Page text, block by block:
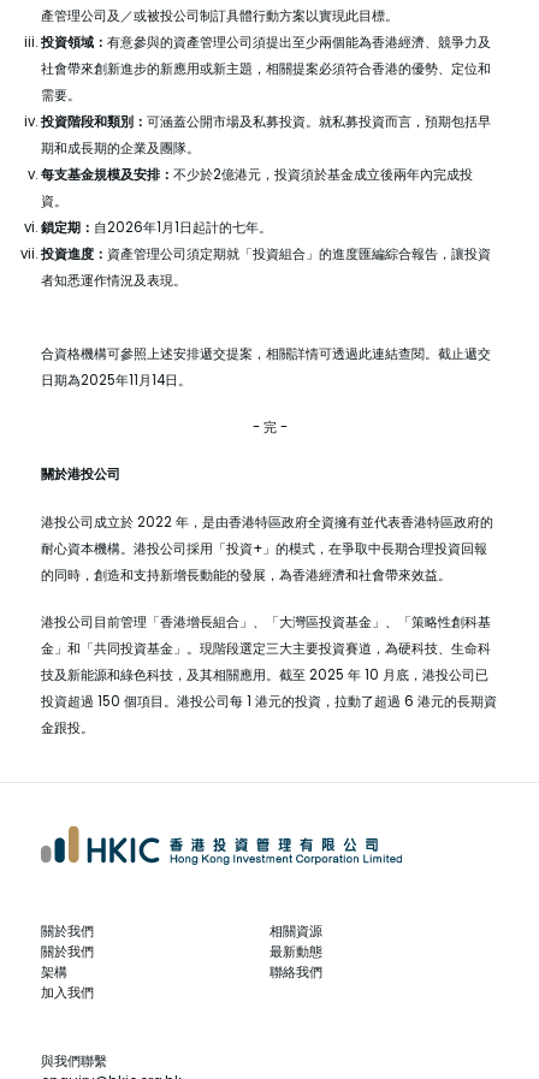
產管理公司及／或被投公司制訂具體行動方案以實現此目標。
投資領域：有意參與的資產管理公司須提出至少兩個能為香港經濟、競爭力及
社會帶來創新進步的新應用或新主題，相關提案必須符合香港的優勢、定位和
需要。
投資階段和類別：可涵蓋公開市場及私募投資。就私募投資而言，預期包括早
期和成長期的企業及團隊。
每支基金規模及安排：不少於2億港元，投資須於基金成立後兩年內完成投
資。
鎖定期： 自2026年1月1日起計的七年。
投資進度： 資產管理公司須定期就「投資組合」的進度匯編綜合報告，讓投資
者知悉運作情況及表現。
合資格機構可參照上述安排遞交提案，相關詳情可透過此連結查閱。截止遞交
日期為2025年11月14日。
- 完 -
關於港投公司
港投公司成立於 2022 年，是由香港特區政府全資擁有並代表香港特區政府的
耐心資本機構。港投公司採用「投資+」的模式，在爭取中長期合理投資回報
的同時，創造和支持新增長動能的發展，為香港經濟和社會帶來效益。
港投公司目前管理「香港增長組合」、「大灣區投資基金」、「策略性創科基
金」和「共同投資基金」。現階段選定三大主要投資賽道，為硬科技、生命科
技及新能源和綠色科技，及其相關應用。截至 2025 年 10 月底，港投公司已
投資超過 150 個項目。港投公司每 1 港元的投資，拉動了超過 6 港元的長期資
金跟投。
關於我們
關於我們
架構
加入我們
相關資源
最新動態
聯絡我們
與我們聯繫